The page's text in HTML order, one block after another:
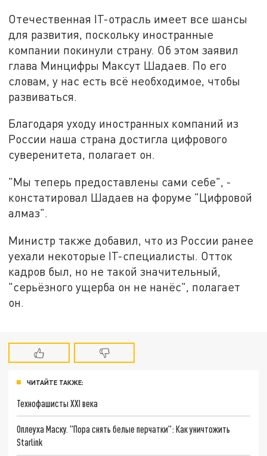
Отечественная IT-отрасль имеет все шансы
для развития, поскольку иностранные
компании покинули страну. Об этом заявил
глава Минцифры Максут Шадаев. По его
словам, у нас есть всё необходимое, чтобы
развиваться.
Благодаря уходу иностранных компаний из
России наша страна достигла цифрового
суверенитета, полагает он.
"Мы теперь предоставлены сами себе", -
констатировал Шадаев на форуме "Цифровой
алмаз".
Министр также добавил, что из России ранее
уехали некоторые IT-специалисты. Отток
кадров был, но не такой значительный,
"серьёзного ущерба он не нанёс", полагает
он.
ЧИТАЙТЕ ТАКЖЕ:
Технофашисты XXI века
Оплеуха Маску. "Пора снять белые перчатки": Как уничтожить
Starlink